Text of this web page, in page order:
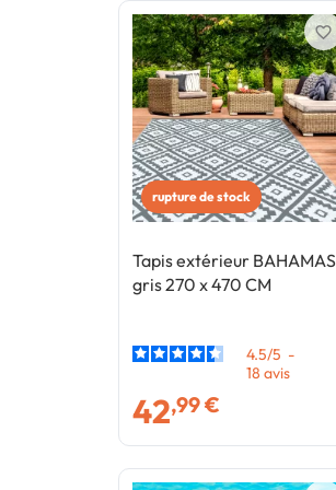
rupture de stock
Tapis extérieur BAHAMAS
gris 270 x 470 CM
4.5/5 -
18 avis
42,99 €
favorite_border